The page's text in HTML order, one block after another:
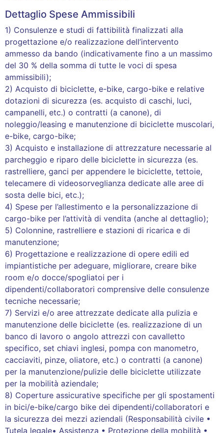
Dettaglio Spese Ammissibili
1) Consulenze e studi di fattibilità finalizzati alla
progettazione e/o realizzazione dell’intervento
ammesso da bando (indicativamente fino a un massimo
del 30 % della somma di tutte le voci di spesa
ammissibili);
2) Acquisto di biciclette, e-bike, cargo-bike e relative
dotazioni di sicurezza (es. acquisto di caschi, luci,
campanelli, etc.) o contratti (a canone), di
noleggio/leasing e manutenzione di biciclette muscolari,
e-bike, cargo-bike;
3) Acquisto e installazione di attrezzature necessarie al
parcheggio e riparo delle biciclette in sicurezza (es.
rastrelliere, ganci per appendere le biciclette, tettoie,
telecamere di videosorveglianza dedicate alle aree di
sosta delle bici, etc.);
4) Spese per l’allestimento e la personalizzazione di
cargo-bike per l’attività di vendita (anche al dettaglio);
5) Colonnine, rastrelliere e stazioni di ricarica e di
manutenzione;
6) Progettazione e realizzazione di opere edili ed
impiantistiche per adeguare, migliorare, creare bike
room e/o docce/spogliatoi per i
dipendenti/collaboratori comprensive delle consulenze
tecniche necessarie;
7) Servizi e/o aree attrezzate dedicate alla pulizia e
manutenzione delle biciclette (es. realizzazione di un
banco di lavoro o angolo attrezzi con cavalletto
specifico, set chiavi inglesi, pompa con manometro,
cacciaviti, pinze, oliatore, etc.) o contratti (a canone)
per la manutenzione/pulizie delle biciclette utilizzate
per la mobilità aziendale;
8) Coperture assicurative specifiche per gli spostamenti
in bici/e-bike/cargo bike dei dipendenti/collaboratori e
la sicurezza dei mezzi aziendali (Responsabilità civile •
Tutela legale• Assistenza • Protezione della mobilità •